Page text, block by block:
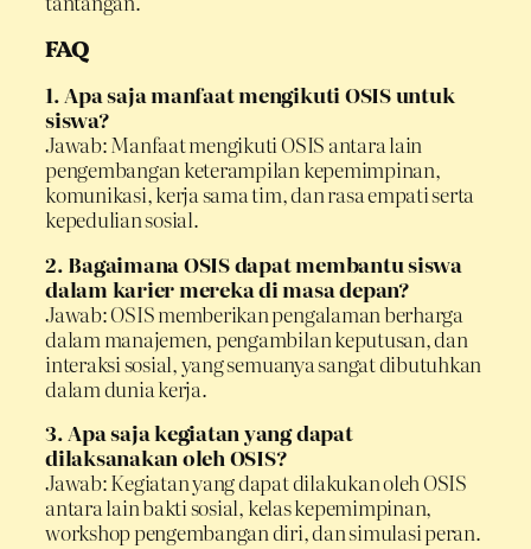
FAQ
1. Apa saja manfaat mengikuti OSIS untuk
siswa?
Jawab: Manfaat mengikuti OSIS antara lain
pengembangan keterampilan kepemimpinan,
komunikasi, kerja sama tim, dan rasa empati serta
kepedulian sosial.
2. Bagaimana OSIS dapat membantu siswa
dalam karier mereka di masa depan?
Jawab: OSIS memberikan pengalaman berharga
dalam manajemen, pengambilan keputusan, dan
interaksi sosial, yang semuanya sangat dibutuhkan
dalam dunia kerja.
3. Apa saja kegiatan yang dapat
dilaksanakan oleh OSIS?
Jawab: Kegiatan yang dapat dilakukan oleh OSIS
antara lain bakti sosial, kelas kepemimpinan,
workshop pengembangan diri, dan simulasi peran.